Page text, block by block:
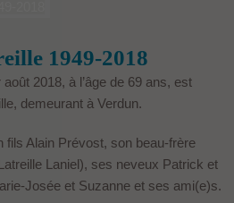
1949-2018
2018, à l’âge de 69 ans, est
demeurant à Verdun.
fils Alain Prévost, son beau-frère
Laniel), ses neveux Patrick et
Josée et Suzanne et ses ami(e)s.